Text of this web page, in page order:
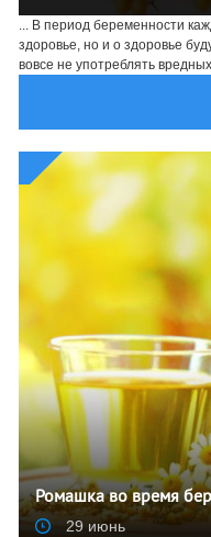
... В период беременности
здоровье, но и о здоровье
вовсе не употреблять
Ромашка во время
29 июнь